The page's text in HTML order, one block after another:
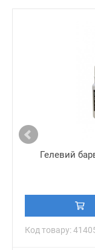
Гелевий
Код товару: